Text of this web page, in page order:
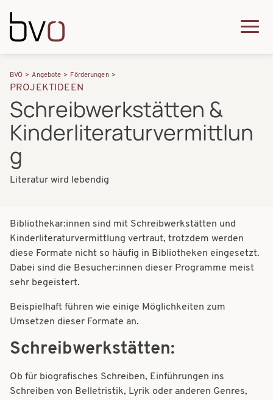
c
k
m
u
p
t
i
g
a
i
n
P
f
a
d
n
a
i
g
a
t
i
o
n
BVÖ Angebote Förderungen
PROJEKTIDEEN
Schreibwerkstätten &
Kinderliteraturvermittlun
g
Literatur wird lebendig
Bibliothekar:innen sind mit Schreibwerkstätten und
Kinderliteraturvermittlung vertraut, trotzdem werden
diese Formate nicht so häufig in Bibliotheken eingesetzt.
Dabei sind die Besucher:innen dieser Programme meist
sehr begeistert.
Beispielhaft führen wie einige Möglichkeiten zum
Umsetzen dieser Formate an.
Schreibwerkstätten:
Ob für biografisches Schreiben, Einführungen ins
Schreiben von Belletristik, Lyrik oder anderen Genres,